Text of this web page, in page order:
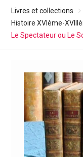
Livres et collections
Histoire XVIème-
Le Spectateur ou Le